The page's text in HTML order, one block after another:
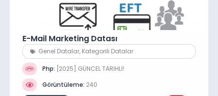
E-Mail Marketing Datası
Genel Datalar, Kategorili Datalar
Php: [2025] GÜNCEL TARİHLİ!
Görüntüleme: 240